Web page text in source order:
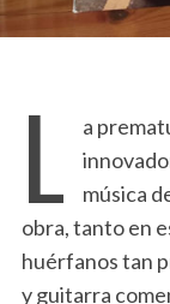
L
a
música
obra, tanto en
huérfanos tan
y guitarra